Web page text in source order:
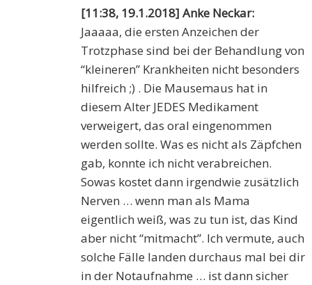
[11:38, 19.1.2018] Anke Neckar:
Jaaaaa, die ersten Anzeichen der
Trotzphase sind bei der Behandlung von
“kleineren” Krankheiten nicht besonders
hilfreich ;) . Die Mausemaus hat in
diesem Alter JEDES Medikament
verweigert, das oral eingenommen
werden sollte. Was es nicht als Zäpfchen
gab, konnte ich nicht verabreichen.
Sowas kostet dann irgendwie zusätzlich
Nerven … wenn man als Mama
eigentlich weiß, was zu tun ist, das Kind
aber nicht “mitmacht”. Ich vermute, auch
solche Fälle landen durchaus mal bei dir
in der Notaufnahme … ist dann sicher